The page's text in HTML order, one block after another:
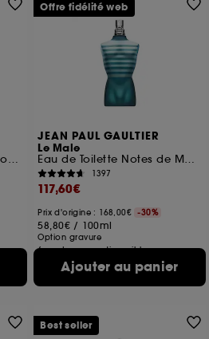
Eau de Parfum fougère aromatique rechargeable pour homme
JEAN PAUL GAULTIER
Le Male
Eau de Toilette Notes de Menthe, Lavande et Vanille
1397
117,60€
Prix d'origine : 168,00€ -30%
58,80€ / 100ml
Option gravure
6 contenances disponibles
Ajouter au panier
Offre fidélité web
Best seller